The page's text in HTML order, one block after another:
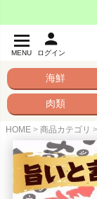
MENU ログイン
海鮮
肉類
HOME 商品カテゴリ